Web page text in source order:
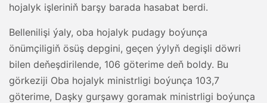
hojalyk işleriniň barşy barada hasabat berdi.
Bellenilişi ýaly, oba hojalyk pudagy boýunça
önümçiligiň ösüş depgini, geçen ýylyň degişli döwri
bilen deňeşdirilende, 106 göterime deň boldy. Bu
görkeziji Oba hojalyk ministrligi boýunça 103,7
göterime, Daşky gurşawy goramak ministrligi boýunça